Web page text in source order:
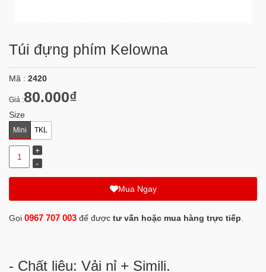
Túi đựng phím Kelowna
Mã : 2420
Giá :80.000₫
Size
Mini TKL
Mua Ngay
Gọi 0967 707 003 để được tư vấn hoặc mua hàng trực tiếp
- Chất liệu: Vải nỉ + Simili.